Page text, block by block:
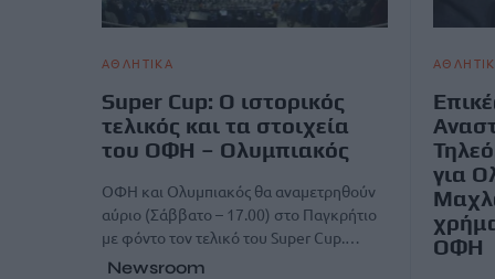
ΑΘΛΗΤΙΚΑ
Super Cup: Ο ιστορικός
τελικός και τα στοιχεία
του ΟΦΗ – Ολυμπιακός
ΟΦΗ και Ολυμπιακός θα αναμετρηθούν
αύριο (Σάββατο – 17.00) στο Παγκρήτιο
με φόντο τον τελικό του Super Cup.…
Newsroom
για
ΟΦΗ